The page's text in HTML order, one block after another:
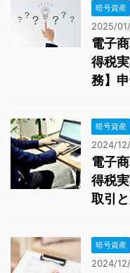
暗号資産
2025/
電子
得税
務】
暗号資産
2024/
電子
得税
取引と
暗号資産
2024/